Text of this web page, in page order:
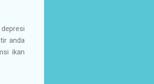
anda
ikan